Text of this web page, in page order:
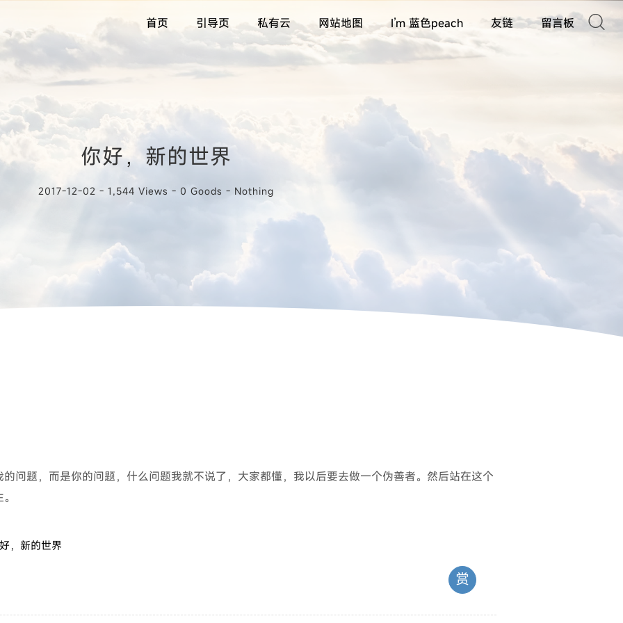

首页 引导页 私有云 网站地图 I’m 蓝色peach 友链 留言板
你好，新的世界
2017-12-02 - 1,544 Views - 0 Goods - Nothing
问题，而是你的问题，什么问题我就不说了，大家都懂，我以后要去做一个伪善者。然后站在这个
，新的世界
赏